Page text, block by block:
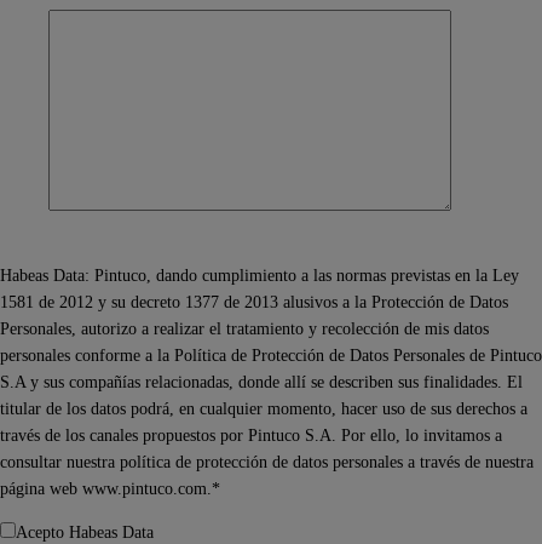
Habeas Data: Pintuco, dando cumplimiento a las normas previstas en la Ley
1581 de 2012 y su decreto 1377 de 2013 alusivos a la Protección de Datos
Personales, autorizo a realizar el tratamiento y recolección de mis datos
personales conforme a la Política de Protección de Datos Personales de Pintuco
S.A y sus compañías relacionadas, donde allí se describen sus finalidades. El
titular de los datos podrá, en cualquier momento, hacer uso de sus derechos a
través de los canales propuestos por Pintuco S.A. Por ello, lo invitamos a
consultar nuestra política de protección de datos personales a través de nuestra
página web www.pintuco.com.*
Acepto Habeas Data